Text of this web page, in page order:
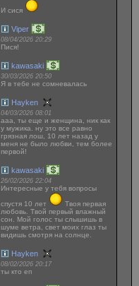
И сися
Viper
08/04/2026 20:29
Пися!
kawasaki
30/03/2026 20:50
Я в тебе не сомневалась
Hayken
04/03/2026 08:01
ааа, ты еще и женщина, ник как
у мужика. ну это все равно
грязная лош, 10 лет назад у
меня не было любви, тем более
первой!
kawasaki
26/02/2026 22:04
Интересные у тебя вопросы
спустя 10 лет
Твоя первая
любовь. Твой первый влажный
сон. Мой голос ты слышишь в
шуме ветра, свет моих глаз ты
видишь смотря на солнце.
Hayken
08/02/2026 20:17
ты кто еп